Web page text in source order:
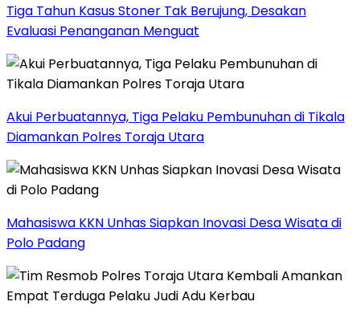
Tiga Tahun Kasus Stoner Tak Berujung, Desakan
Evaluasi Penanganan Menguat
Akui Perbuatannya, Tiga Pelaku Pembunuhan di Tikala
Diamankan Polres Toraja Utara
Mahasiswa KKN Unhas Siapkan Inovasi Desa Wisata di
Polo Padang